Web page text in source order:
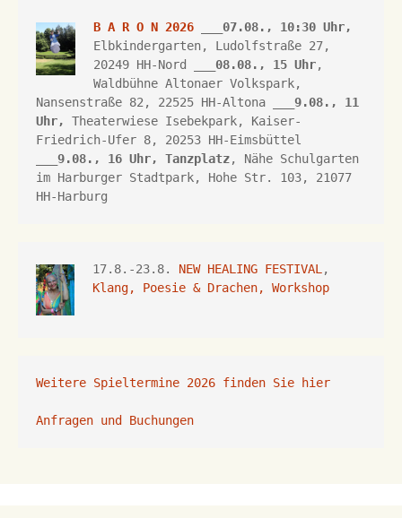
B A R O N 2026 ___07.08., 10:30 Uhr,
Elbkindergarten, Ludolfstraße 27,
20249 HH-Nord ___ 08.08., 15 Uhr
Nansenstraße 82, 22525 HH-Altona
9.08., 11
Uhr,
Theaterwiese Isebekpark, Kaiser-
Friedrich-Ufer 8, 20253 HH-Eimsbüttel
9.08., 16 Uhr, Tanzplatz, Nähe Schulgarten
im Harburger Stadtpark, Hohe Str. 103, 21077
HH-Harburg
17.8.-23.8. NEW HEALING FESTIVAL
Klang, Poesie & Drachen, Workshop
Weitere Spieltermine 2026 finden Sie hier
Anfragen und Buchungen